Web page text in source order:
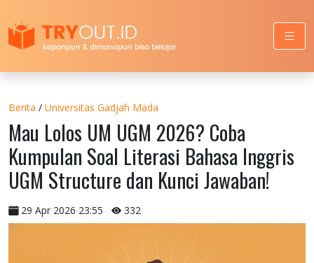
Berita / Universitas Gadjah Mada
Mau Lolos UM UGM 2026? Coba
Kumpulan Soal Literasi Bahasa Inggris
UGM Structure dan Kunci Jawaban!
29 Apr 2026 23:55 332